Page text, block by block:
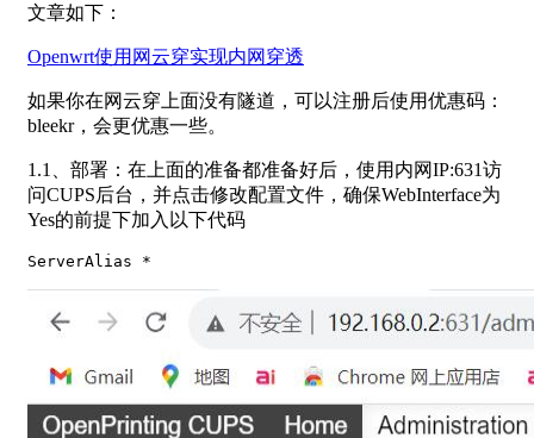
文章如下：
Openwrt使用网云穿实现内网穿透
如果你在网云穿上面没有隧道，可以注册后使用优惠码：
bleekr，会更优惠一些。
1.1、部署：在上面的准备都准备好后，使用内网IP:631访
问CUPS后台，并点击修改配置文件，确保WebInterface为
Yes的前提下加入以下代码
ServerAlias *